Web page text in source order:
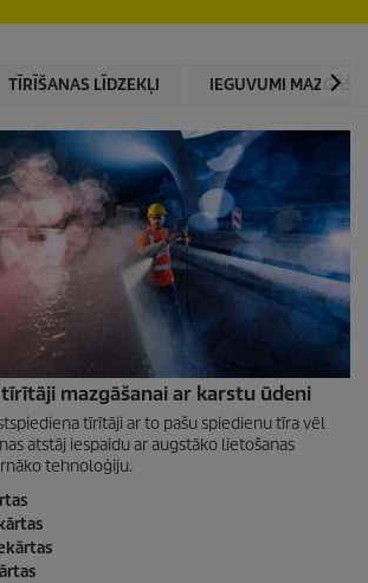
TĪRĪŠANAS LĪDZEKĻI IEGUVUMI
mazgāšanai ar karstu ūdeni
tīrītāji ar to pašu spiedienu tīra vēl
atstāj iespaidu ar augstāko lietošanas
tehnoloģiju.